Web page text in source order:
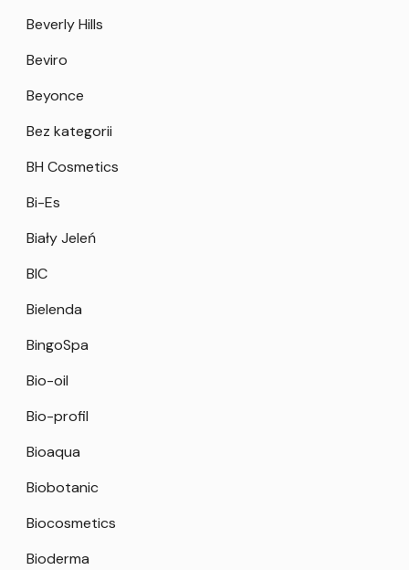
Beverly Hills
Beviro
Beyonce
Bez kategorii
BH Cosmetics
Bi-Es
Biały Jeleń
BIC
Bielenda
BingoSpa
Bio-oil
Bio-profil
Bioaqua
Biobotanic
Biocosmetics
Bioderma